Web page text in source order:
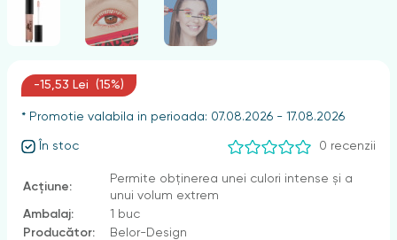
-15,53 Lei (15%)
* Promotie valabila in perioada: 07.08.2026 - 17.08.2026
În stoc 0 recenzii
Acțiune:
Permite obținerea unei culori intense și a
unui volum extrem
Ambalaj:
1 buc
Producător:
Belor-Design